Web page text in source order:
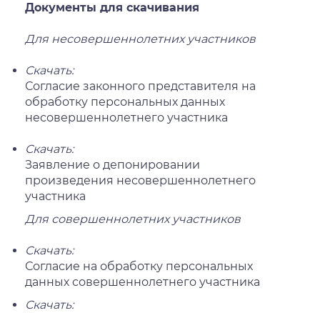
Документы для скачивания
Для несовершеннолетних участников
Скачать:
Согласие законного представителя на
обработку персональных данных
несовершеннолетнего участника
Скачать:
Заявление о депонировании
произведения несовершеннолетнего
участника
Для совершеннолетних участников
Скачать:
Согласие на обработку персональных
данных совершеннолетнего участника
Скачать: